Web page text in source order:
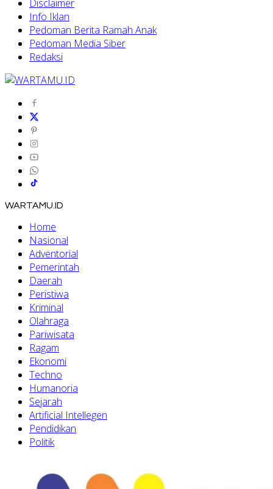
Disclaimer
Info Iklan
Pedoman Berita Ramah Anak
Pedoman Media Siber
Redaksi
WARTAMU.ID
Home
Nasional
Adventorial
Pemerintah
Daerah
Peristiwa
Kriminal
Olahraga
Pariwisata
Ragam
Ekonomi
Techno
Humanoria
Sejarah
Artificial Intellegen
Pendidikan
Politik